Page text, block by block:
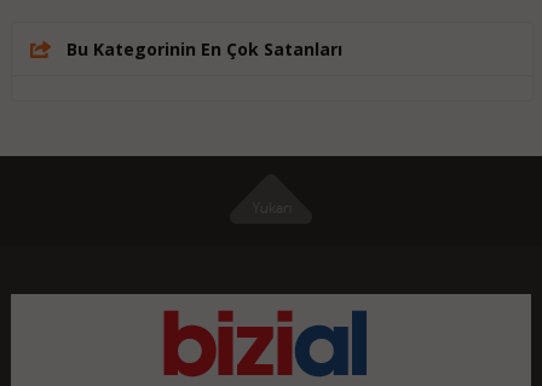
Bu Kategorinin En Çok Satanları